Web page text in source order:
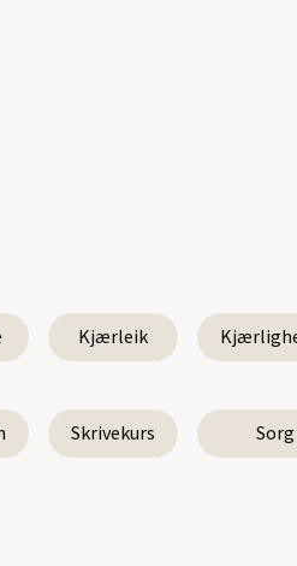
Kjærleik
Skrivekurs Sorg